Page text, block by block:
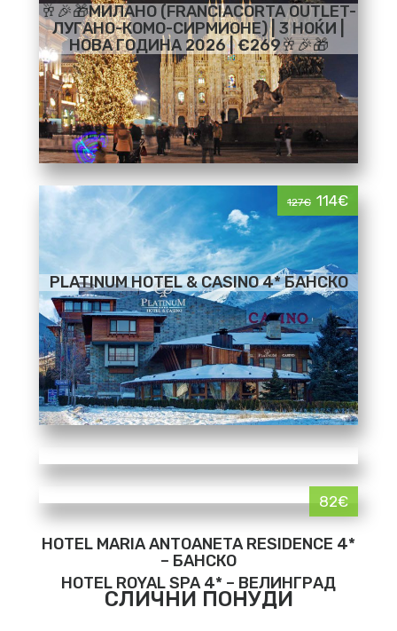
🥂🎉🎁МИЛАНО (FRANCIACORTA OUTLET-
ЛУГАНО-КОМО-СИРМИОНЕ) | 3 НОЌИ |
НОВА ГОДИНА 2026 | €269🥂🎉🎁
127€ 114€
PLATINUM HOTEL & CASINO 4* БАНСКО
HOTEL MARIA ANTOANETA RESIDENCE 4*
– БАНСКО
82€
HOTEL ROYAL SPA 4* – ВЕЛИНГРАД
СЛИЧНИ ПОНУДИ